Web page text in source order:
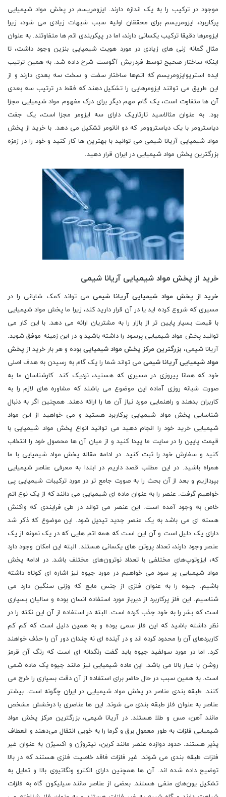
خرید از پخش مواد شیمیایی آریانا شیمی
خرید از پخش مواد شیمیایی آریانا شیمی می تواند کمک شایانی را در
مسیری که شروع کرده اید یا در آن قرار دارید کند، زیرا ما پخش مواد شیمیایی
با قیمت بسیار پایین تر از بازار را به مشتریان ارائه می دهد. با این کار می
توانید پخش مواد شیمیایی پرسود را داشته باشید و در این زمینه موفق شوید.
آریانا شیمی، بزرگترین مرکز پخش مواد شیمیایی بوده و هر بار خرید از پخش
مواد شیمیایی آریانا شیمی می تواند شما را یک گام به رسیدن به هدف اصلی
خود که همانا پیروزی در مسیری که هستید، نزدیک کند. کارشناسان ما به
صورت شبانه روزی آماده این موضوع می باشند که مشاوره های لازم را به
کاربران بدهند و راهنمایی مورد نیاز آن ها را ارائه دهند. همچنین اگر به دنبال
شناسایی پخش مواد شیمیایی پرکاربرد هستید و می خواهید از این مواد
شیمیایی خرید خود را انجام دهید می توانید انواع پخش مواد شیمیایی با
قیمت پایین را در سایت ما پیدا کنید و از میان آن ها محصول خود را انتخاب
کنید و سفارش خود را ثبت کنید. در ادامه مقاله پخش مواد شیمیایی با ما
همراه باشید. در این مطلب قصد داریم در ابتدا به معرفی عناصر شیمیایی
بپردازیم و بعد از آن بحث را به صورت جامع تر در مورد ترکیبات شیمیایی پی
خواهیم گرفت. عنصر را به عنوان ماده ای شیمیایی می دانند که از یک نوع اتم
خاص به وجود آمده است. این عنصر می تواند در طی فرایندی که واکنش
هسته ای می باشد به یک عنصر جدید تیدیل شود. این موضوع که ذکر شد
دارای یک دلیل است و آن این است که همه اتم هایی که در یک نمونه از یک
عنصر وجود دارند، تعداد پروتن های یکسانی هستند. البته این امکان وجود دارد
که، ایزوتوپ‌های مختلفی با تعداد نوترون‌های مختلف باشد. در ادامه پخش
مواد شیمیایی پر سود می خواهیم در مورد جیوه نیز اشاره ای کوتاه داشته
باشیم. جیوه را به عنوان فلزی از جنس مایع که وزنی سنگین دارد می
شناسیم. این فلز پرکاربرد از دیرباز مورد استفاده انسان بوده و سالیان بسیاری
است که بشر را به خود جذب کرده است. البته در استفاده از آن این نکته را در
نظر داشته باشید که این فلز سمی بوده و به همین دلیل است که کم کم
کاربردهای آن را محدود کرده اند و در آینده ای نه چندان دور آن را حذف خواهند
کرد. اما در مورد سولفید جیوه باید گفت رنگدانه ای است که رنگ آن قرمز
روشن با عیار بالا می باشد. این ماده شیمیایی نیز مانند جیوه یک ماده شمی
است. به همین سبب در حال حاضر برای استفاده از آن دقت بسیاری را خرج می
کنند. طبقه بندی عناصر در پخش مواد شیمیایی در ایران چگونه است. بیشتر
عناصر به عنوان فلز طبقه بندی می‌ شوند. این‌ ها عناصری با درخشش مشخص
مانند آهن، مس و طلا هستند. در آریانا شیمی، بزرگترین مرکز پخش مواد
شیمیایی فلزات به طور معمول برق و گرما را به خوبی انتقال می‌دهند و انعطاف
پذیر هستند. حدود دوازده عنصر مانند کربن، نیتروژن و اکسیژن به عنوان غیر
فلزات طبقه ‌بندی می‌ شوند. غیر فلزات فاقد خاصیت فلزی هستند که در بالا
توضیح داده شده ‌اند. آن ها همچنین دارای الکترو ونگاتیوی بالا و تمایل به
تشکیل یون‌های منفی هستند. بعضی از عناصر مانند سیلیکون گاه به فلزات